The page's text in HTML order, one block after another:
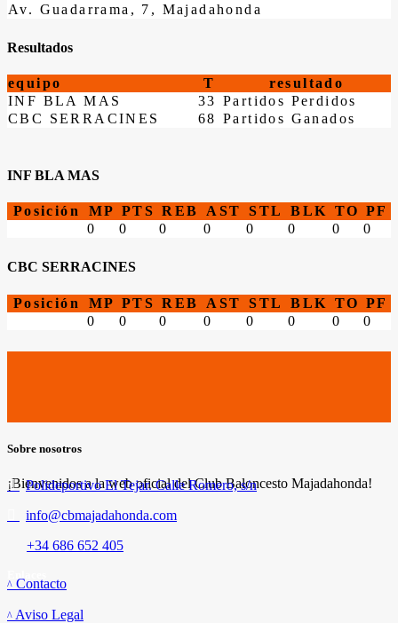
Av. Guadarrama, 7, Majadahonda
Resultados
equipo T
resultado
INF BLA MAS
33 Partidos Perdidos
CBC SERRACINES
68 Partidos Ganados
INF BLA MAS
Posición MP PTS REB AST STL BLK TO PF
0
0 0 0 0 0 0 0
CBC SERRACINES
Posición MP PTS REB AST STL BLK TO PF
0
0 0 0 0 0 0 0
Sobre nosotros
¡Bienvenidos a la web oficial del Club Baloncesto Majadahonda!
Polideportivo El Tejar. Calle Romero, s/n
info@cbmajadahonda.com
+34 686 652 405
Contacto
Aviso Legal